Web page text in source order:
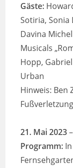
Gäste:
Sotiria, Sonia
Davina
Musicals
Hopp,
Urban
Hinweis: Ben
21. Mai 2023
Programm: